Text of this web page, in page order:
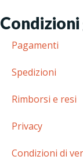
Pagamenti
Spedizioni
Rimborsi e resi
Privacy
Condizioni di